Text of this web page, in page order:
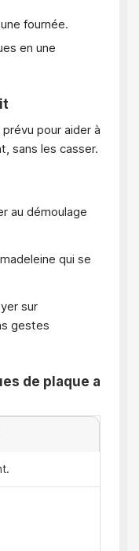
fournée.
en une
pour aider à
sans les casser.
au démoulage
qui se
sur
gestes
de plaque a